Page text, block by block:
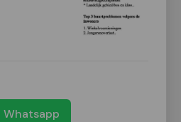
Whatsapp